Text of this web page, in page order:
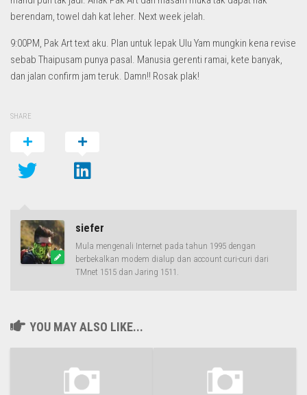
berendam, towel dah kat leher. Next week jelah.
9:00PM, Pak Art text aku. Plan untuk lepak Ulu Yam mungkin kena revise
sebab Thaipusam punya pasal. Manusia gerenti ramai, kete banyak,
dan jalan confirm jam teruk. Damn!! Rosak plak!
SHARE
siefer
Mula mengenali Internet pada tahun 1995 dengan
berbekalkan modem dialup dan account curi-curi dari
TMnet 1515 dan Jaring 1511.
YOU MAY ALSO LIKE...